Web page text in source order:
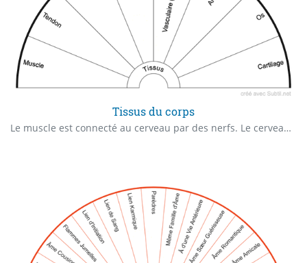
Tissus du corps
Le muscle est connecté au cerveau par des nerfs. Le cerveau ordonne une commande au muscle (se contracter ou se relâcher). Lorsque le muscle se contracte, il se raccourcit et permet le mouvement d’une articulation. Lorsqu’il se relâche il retrouve sa position initiale de repos. Le tendon n’a pas la capacité de se contracter. C’est une « corde ». Sa structure rigide et faiblement élastique lui permet d’augmenter le « bras de levier ». C’est à dire l’efficacité mécanique du corps musculaire (= partie du muscle qui est capable de se contracter). Quand le tendon est trop sollicité, il peut s’inflammer, à l’origine de tendinite. Le ligament est un élément passif, très rigide qui assure la stabilité architecturale du corps humain.